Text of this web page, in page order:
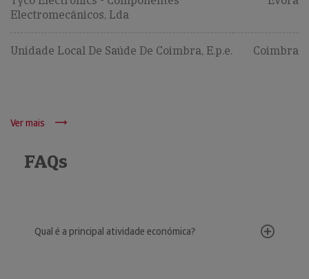
Electromecânicos, Lda
Unidade Local De Saúde De Coimbra, E.p.e. Coimbra
Ver mais
FAQs
Qual é a principal atividade económica?